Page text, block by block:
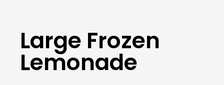
Large Frozen
Lemonade